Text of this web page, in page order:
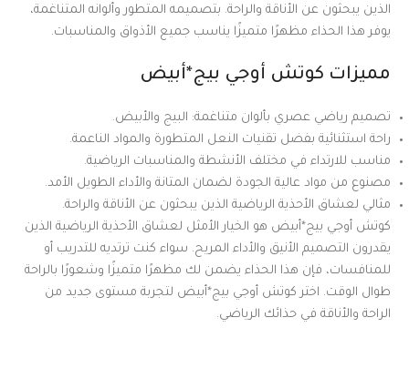
الذين يبحثون عن الأناقة والراحة. بتصميمه المتطور وألوانه المتناغمة،
يوفر هذا الحذاء مظهرًا متميزًا يناسب جميع الأذواق والمناسبات.
مميزات كوتش أوجي بيج*أبيض
تصميم رياضي عصري بألوان متناغمة: البيج والأبيض.
راحة استثنائية بفضل تقنيات النعل المتطورة والمواد الناعمة.
مناسب للارتداء في مختلف الأنشطة والمناسبات الرياضية.
مصنوع من مواد عالية الجودة لضمان المتانة والأداء الطويل الأمد.
مثالي لعشاق الأحذية الرياضية الذين يبحثون عن الأناقة والراحة.
كوتش أوجي بيج*أبيض هو الخيار الأمثل لعشاق الأحذية الرياضية الذين
يقدرون التصميم الأنيق والأداء المريح. سواء كنت ترتديه للتدريب أو
للمنافسات، فإن هذا الحذاء يضمن لك مظهرًا متميزًا وشعورًا بالراحة
طوال الوقت. اختر كوتش أوجي بيج*أبيض لتجربة مستوى جديد من
الراحة والأناقة في حذائك الرياضي.